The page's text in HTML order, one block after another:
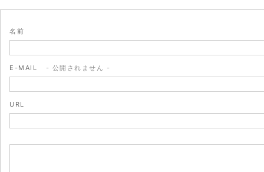
名前
E-MAIL - 公開されません -
URL